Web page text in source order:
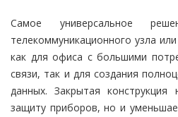
Самое универсальное
телекоммуникационного узла
как для офиса с большими
связи, так и для создания
данных. Закрытая
защиту приборов, но и